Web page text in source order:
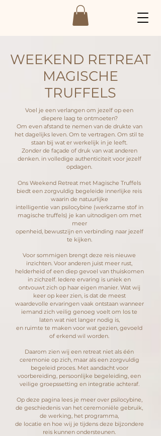
WEEKEND RETREAT
MAGISCHE
TRUFFELS
Voel je een verlangen om jezelf op een
diepere laag te ontmoeten?
Om even afstand te nemen van de drukte van
het dagelijks leven. Om te vertragen. Om stil te
staan bij wat er werkelijk in je leeft.
Zonder de façade of druk van wat anderen
denken. in volledige authenticiteit voor jezelf
opdagen.
Ons Weekend Retreat met Magische Truffels
biedt een zorgvuldig begeleide innerlijke reis
waarin de natuurlijke
intelligentie van psilocybine (werkzame stof in
magische truffels) je kan uitnodigen om met
meer
openheid, bewustzijn en verbinding naar jezelf
te kijken.
Voor sommigen brengt deze reis nieuwe
inzichten. Voor anderen juist meer rust,
helderheid of een diep gevoel van thuiskomen
in zichzelf. Iedere ervaring is uniek en
ontvouwt zich op haar eigen manier. Wat wij
keer op keer zien, is dat de meest
waardevolle ervaringen vaak ontstaan wanneer
iemand zich veilig genoeg voelt om los te
laten wat niet langer nodig is,
en ruimte te maken voor wat gezien, gevoeld
of erkend wil worden.
Daarom zien wij een retreat niet als één
ceremonie op zich, maar als een zorgvuldig
begeleid proces. Met aandacht voor
voorbereiding, persoonlijke begeleiding, een
veilige groepssetting en integratie achteraf.
Op deze pagina lees je meer over psilocybine,
de geschiedenis van het ceremoniële gebruik,
de werking, het programma,
de locatie en hoe wij je tijdens deze bijzondere
reis kunnen ondersteunen.